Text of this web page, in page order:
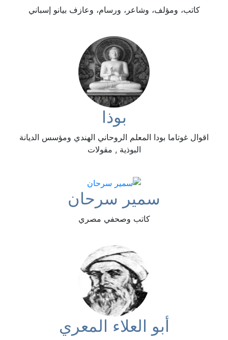
كاتب، ومؤلف، وشاعر، ورسام، وعازف بيانو إسباني
بوذا
اقوال غوتاما بودا المعلم الروحاني الهندي ومؤسس الديانة
البوذية , مقولات
سمير سرحان
كاتب وصحفي مصري
أبو العلاء المعري